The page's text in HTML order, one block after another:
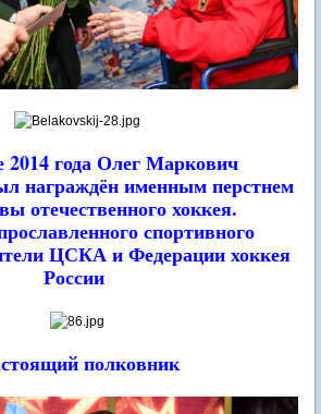
2014 года Олег Маркович
награждён именным перстнем
отечественного хоккея.
спортивного
ЦСКА и Федерации хоккея
России
полковник